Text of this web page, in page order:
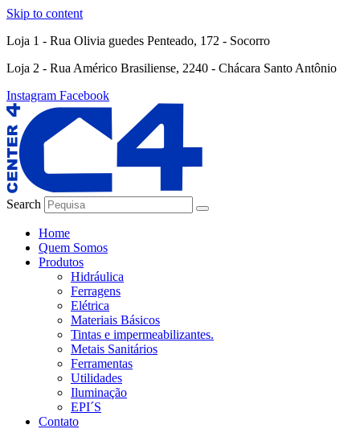
Skip to content
Loja 1 - Rua Olivia guedes Penteado, 172 - Socorro
Loja 2 - Rua Américo Brasiliense, 2240 - Chácara Santo Antônio
Instagram Facebook
Search
Home
Quem Somos
Produtos
Hidráulica
Ferragens
Elétrica
Materiais Básicos
Tintas e impermeabilizantes.
Metais Sanitários
Ferramentas
Utilidades
Iluminação
EPI´S
Contato